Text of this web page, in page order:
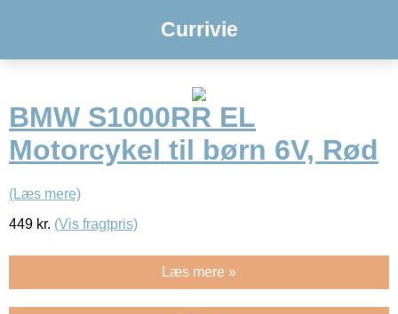
Currivie
BMW S1000RR EL
Motorcykel til børn 6V, Rød
(Læs mere)
449 kr. (Vis fragtpris)
Læs mere »